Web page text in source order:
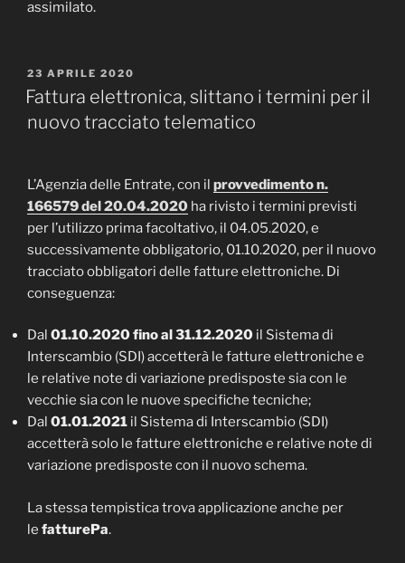
assimilato.
PUBBLICATO
IL
23 APRILE 2020
Fattura elettronica, slittano i termini per il
nuovo tracciato telematico
L’Agenzia delle Entrate, con il provvedimento n.
166579 del 20.04.2020 ha rivisto i termini previsti
per l’utilizzo prima facoltativo, il 04.05.2020, e
successivamente obbligatorio, 01.10.2020, per il nuovo
tracciato obbligatori delle fatture elettroniche. Di
conseguenza:
Dal 01.10.2020 fino al 31.12.2020 il Sistema di
Interscambio (SDI) accetterà le fatture elettroniche e
le relative note di variazione predisposte sia con le
vecchie sia con le nuove specifiche tecniche;
Dal 01.01.2021 il Sistema di Interscambio (SDI)
accetterà solo le fatture elettroniche e relative note di
variazione predisposte con il nuovo schema.
La stessa tempistica trova applicazione anche per
le fatturePa.